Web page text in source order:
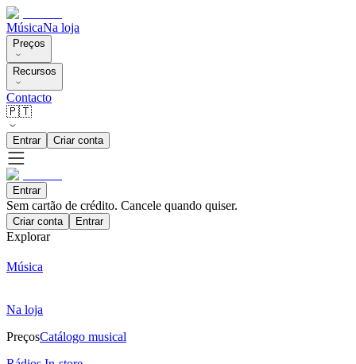
MúsicaNa loja
Preços
Recursos
Contacto
🇵🇹
Entrar Criar conta
Entrar
Sem cartão de crédito. Cancele quando quiser.
Criar conta Entrar
Explorar
Música
Na loja
PreçosCatálogo musical